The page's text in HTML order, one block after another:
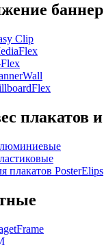
Clip
плакатов
плакатов PosterElips